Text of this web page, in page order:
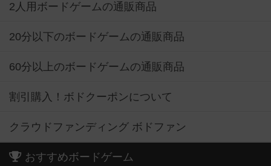
2人用ボードゲームの通販商品
20分以下のボードゲームの通販商品
60分以上のボードゲームの通販商品
割引購入！ボドクーポンについて
クラウドファンディング ボドファン
おすすめボードゲーム